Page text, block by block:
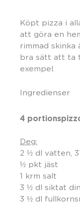
Köpt pizza i
att göra en
rimmad
bra sätt att ta
exempel.
Ingredienser
4
Deg:
2 ½ dl vatten,
½ pkt jäst
1 krm salt
3 ½ dl siktat
3 ½ dl